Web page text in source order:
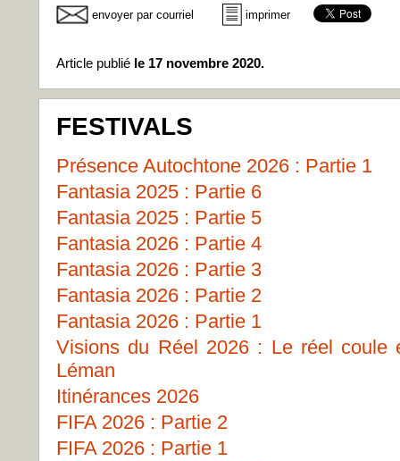
envoyer par courriel imprimer
Article publié le 17 novembre 2020.
FESTIVALS
Présence Autochtone 2026 : Partie 1
Fantasia 2025 : Partie 6
Fantasia 2025 : Partie 5
Fantasia 2026 : Partie 4
Fantasia 2026 : Partie 3
Fantasia 2026 : Partie 2
Fantasia 2026 : Partie 1
Visions du Réel 2026 : Le réel coule
Léman
Itinérances 2026
FIFA 2026 : Partie 2
FIFA 2026 : Partie 1